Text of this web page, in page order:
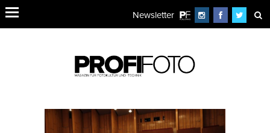
Newsletter